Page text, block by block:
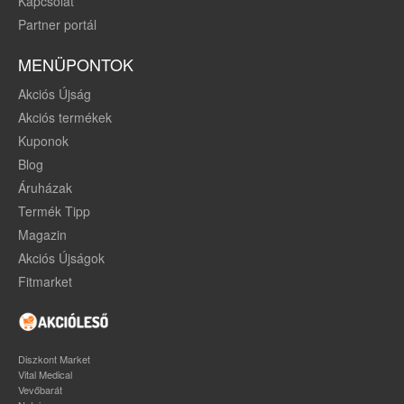
Partner portál
MENÜPONTOK
Akciós Újság
Akciós termékek
Kuponok
Blog
Áruházak
Termék Tipp
Magazin
Akciós Újságok
Fitmarket
Diszkont Market
Vital Medical
Vevőbarát